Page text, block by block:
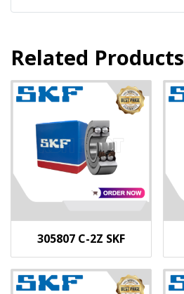
Related Products
305807 C-2Z SKF